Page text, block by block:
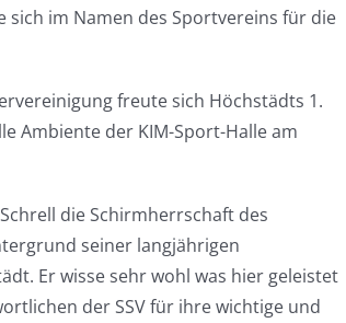
im Namen des Sportvereins für die
freute sich Höchstädts 1.
Ambiente der KIM-Sport-Halle am
die Schirmherrschaft des
seiner langjährigen
Er wisse sehr wohl was hier geleistet
der SSV für ihre wichtige und